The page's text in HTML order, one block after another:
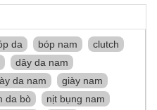
da bóp nam
clutch
dây da nam
da nam
giày nam
da bò
nịt bụng nam